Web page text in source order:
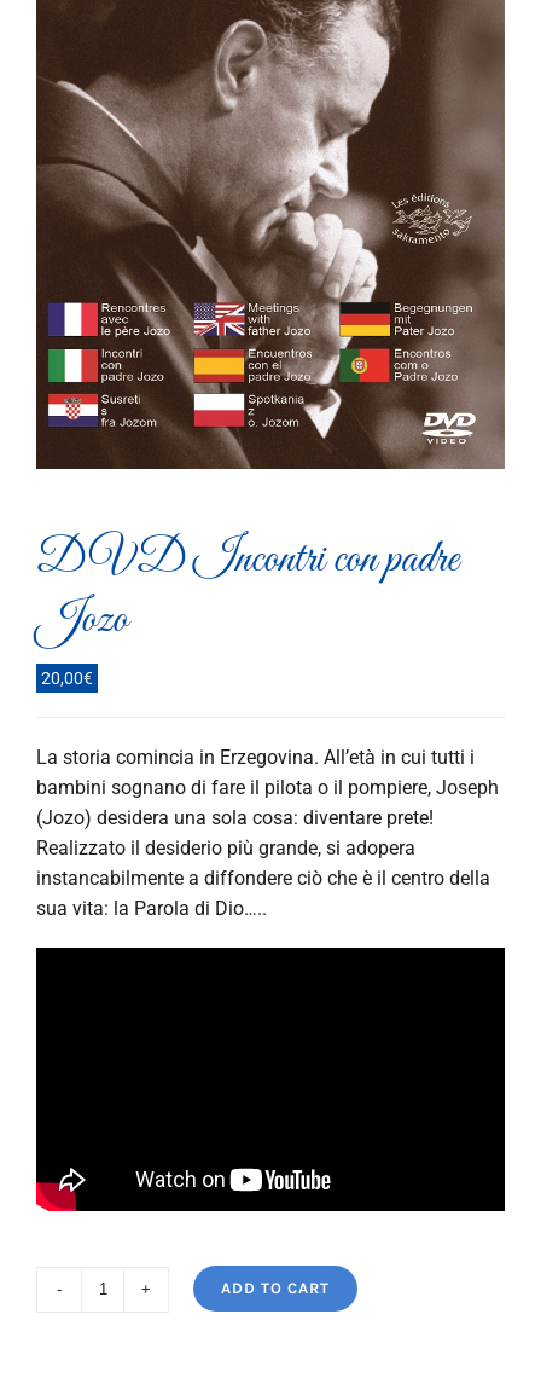
DVD Incontri con padre
Jozo
20,00€
La storia comincia in Erzegovina. All’età in cui tutti i
bambini sognano di fare il pilota o il pompiere, Joseph
(Jozo) desidera una sola cosa: diventare prete!
Realizzato il desiderio più grande, si adopera
instancabilmente a di­ffondere ciò che è il centro della
sua vita: la Parola di Dio…..
ADD TO CART